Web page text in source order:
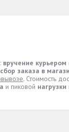
вручение курьером
сбор заказа в
. Стоимость
и пиковой нагрузки